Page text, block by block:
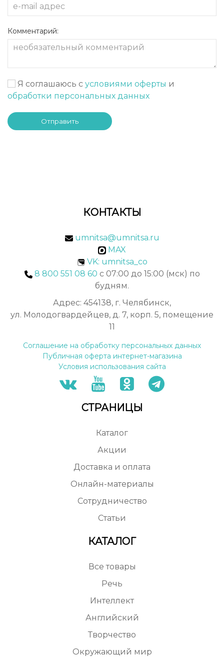
Комментарий:
Я соглашаюсь с условиями оферты и
обработки персональных данных
Отправить
СТРАНИЦЫ
Каталог
Акции
Доставка и оплата
Онлайн-материалы
Сотрудничество
Статьи
КАТАЛОГ
Все товары
Речь
Интеллект
Английский
Творчество
Окружающий мир
КОНТАКТЫ
umnitsa@umnitsa.ru
MAX
VK: umnitsa_co
8 800 551 08 60 с 07:00 до 15:00 (мск) по
будням.
Адрес: 454138, г. Челябинск,
ул. Молодогвардейцев, д. 7, корп. 5, помещение
11
Соглашение на обработку персональных данных
Публичная оферта интернет-магазина
Условия использования сайта